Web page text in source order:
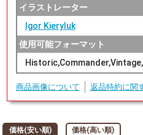
イラストレーター
Igor Kieryluk
使用可能フォーマット
商品画像について 返品特約に関
価格(安い順) 価格(高い順)